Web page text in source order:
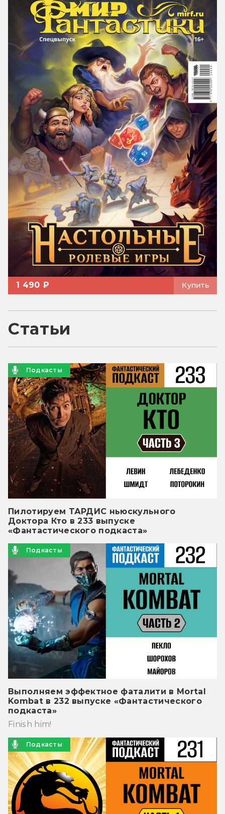
1 490 ₽ Купить
Статьи
Подкасты
Пилотируем ТАРДИС ньюскульного
Доктора Кто в 233 выпуске
«Фантастического подкаста»
Подкасты
Выполняем эффектное фаталити в Mortal
Kombat в 232 выпуске «Фантастического
подкаста»
Finish him!
Подкасты